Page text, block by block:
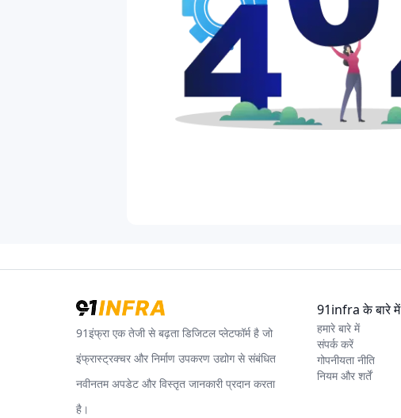
91इंफ्रा एक तेजी से बढ़ता डिजिटल प्लेटफॉर्म है जो
इंफ्रास्ट्रक्चर और निर्माण उपकरण उद्योग से संबंधित
नवीनतम अपडेट और विस्तृत जानकारी प्रदान करता
है।
91infra के बारे में
हमारे बारे में
संपर्क करें
गोपनीयता नीति
नियम और शर्तें